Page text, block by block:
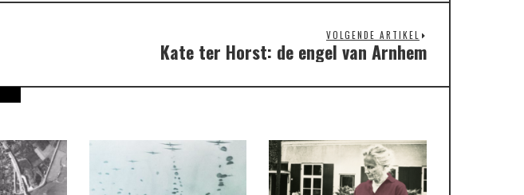
VOLGENDE ARTIKEL
Next
Kate ter Horst: de engel van Arnhem